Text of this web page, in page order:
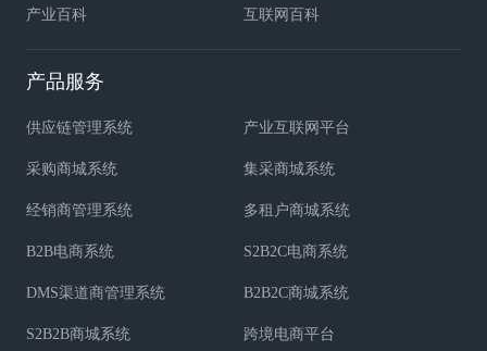
产业百科 互联网百科
产品服务
供应链管理系统 产业互联网平台
采购商城系统 集采商城系统
经销商管理系统 多租户商城系统
B2B电商系统 S2B2C电商系统
DMS渠道商管理系统 B2B2C商城系统
S2B2B商城系统 跨境电商平台